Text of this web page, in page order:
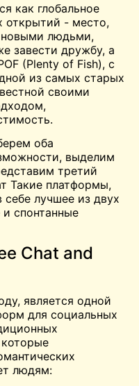
как глобальное
открытий - место,
новыми людьми,
завести дружбу, а
(Plenty of Fish), с
из самых старых
своими
оба
выделим
третий
Такие платформы,
себе лучшее из двух
спонтанные
Chat and
является одной
для социальных
людям: